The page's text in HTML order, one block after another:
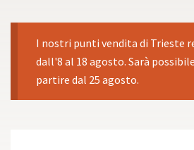
I nostri punti vendita di Trieste
dall'8 al 18 agosto. Sarà
partire dal 25 agosto.